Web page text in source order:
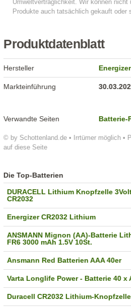
Produktdatenblatt
© by Schottenland.de • Irrtümer möglich •
auf diese Seite
Hersteller Energizer
Markteinführung
Verwandte Seiten Batterie-
Die Top-Batterien
DURACELL Lithium Knopfzelle
CR2032
Energizer CR2032 Lithium
ANSMANN Mignon (AA)-Batterie
FR6 3000 mAh 1.5V 10St.
Ansmann Red Batterien AAA 40er
Varta Longlife Power - Batterie 40 x
Duracell CR2032 Lithium-Knopfzelle